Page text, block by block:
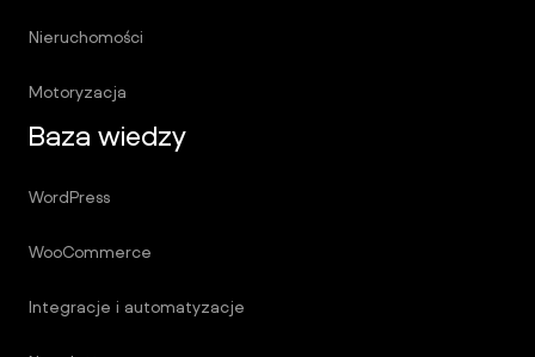
Nieruchomości
Motoryzacja
Baza wiedzy
WordPress
WooCommerce
Integracje i automatyzacje